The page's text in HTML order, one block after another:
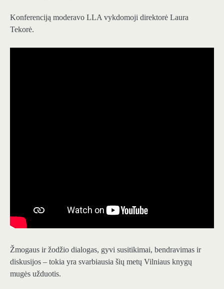
Konferenciją moderavo LLA vykdomoji direktorė Laura
Tekorė.
Žmogaus ir žodžio dialogas, gyvi susitikimai, bendravimas ir
diskusijos – tokia yra svarbiausia šių metų Vilniaus knygų
mugės užduotis.